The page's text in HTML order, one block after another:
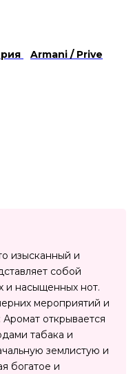
Armani / Prive
изысканный и
собой
и насыщенных нот.
мероприятий и
открывается
табака и
землистую и
богатое и